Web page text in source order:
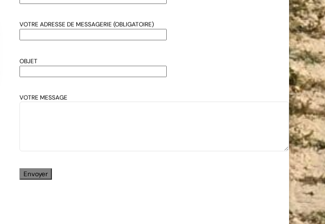
VOTRE ADRESSE DE MESSAGERIE (OBLIGATOIRE)
OBJET
VOTRE MESSAGE